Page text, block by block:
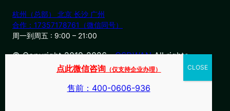
杭州（总部） 北京 长沙 广州
合作：17357178761（微信同号）
周一到周五 : 9:00 – 21:00
© Copyright 2019-2026・OSDWANAll rights
点此微信咨询 （仅支持企业办理）
售前：400-0606-936